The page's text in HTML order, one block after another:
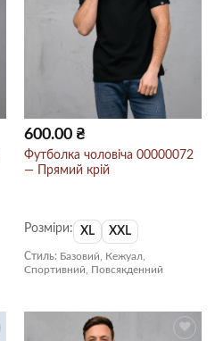
600.00 ₴
Футболка чоловіча 00000072
— Прямий крій
Розміри: XL XXL
Стиль: Базовий, Кежуал,
Спортивний, Повсякденний